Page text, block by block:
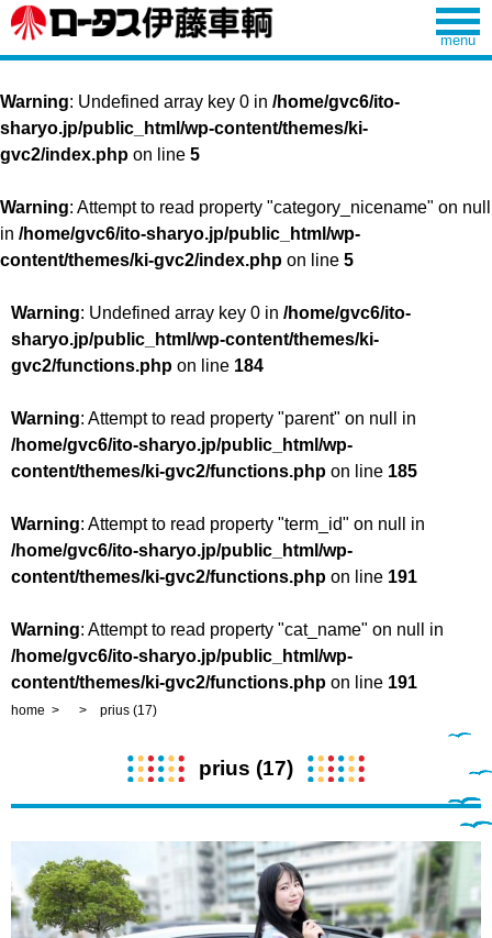
Warning: Undefined array key 0 in /home/gvc6/ito-
sharyo.jp/public_html/wp-content/themes/ki-
gvc2/index.php on line 5
Warning: Attempt to read property "category_nicename" on null
in /home/gvc6/ito-sharyo.jp/public_html/wp-
content/themes/ki-gvc2/index.php on line 5
Warning: Undefined array key 0 in /home/gvc6/ito-
sharyo.jp/public_html/wp-content/themes/ki-
gvc2/functions.php on line 184
Warning: Attempt to read property "parent" on null in
/home/gvc6/ito-sharyo.jp/public_html/wp-
content/themes/ki-gvc2/functions.php on line 185
Warning: Attempt to read property "term_id" on null in
/home/gvc6/ito-sharyo.jp/public_html/wp-
content/themes/ki-gvc2/functions.php on line 191
Warning: Attempt to read property "cat_name" on null in
/home/gvc6/ito-sharyo.jp/public_html/wp-
content/themes/ki-gvc2/functions.php on line 191
home prius (17)
prius (17)